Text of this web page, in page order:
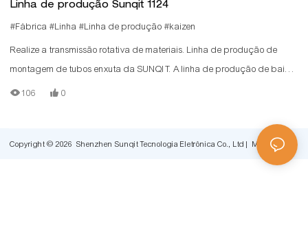
Linha de produção Sunqit 1124
#Fábrica #Linha #Linha de produção #kaizen
Realize a transmissão rotativa de materiais. Linha de produção de
montagem de tubos enxuta da SUNQIT. A linha de produção de baixo
custo é construída com tubos/canos de alumínio com ranhura em T,
106 0
Copyright © 2026 Shenzhen Sunqit Tecnologia Eletrônica Co., Ltd | Mapa do site